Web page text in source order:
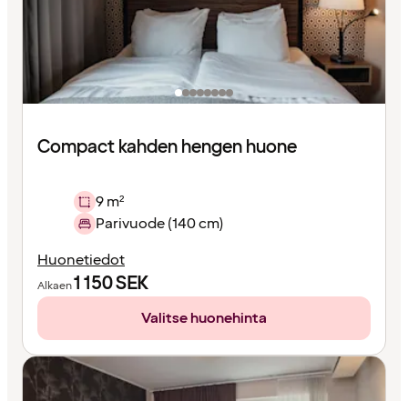
Compact kahden hengen huone
9 m²
Parivuode (140 cm)
Huonetiedot
Alkaen1 150SEK
Valitse huonehinta